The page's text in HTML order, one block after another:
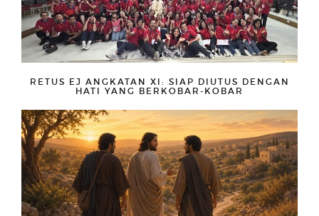
RETUS EJ ANGKATAN XI: SIAP DIUTUS DENGAN
HATI YANG BERKOBAR-KOBAR